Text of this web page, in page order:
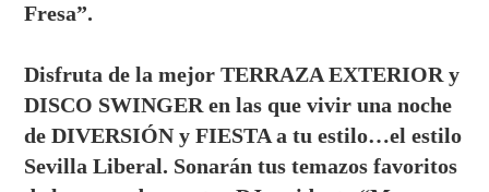
Fresa”.
Disfruta de la mejor TERRAZA EXTERIOR y
DISCO SWINGER en las que vivir una noche
de DIVERSIÓN y FIESTA a tu estilo…el estilo
Sevilla Liberal. Sonarán tus temazos favoritos